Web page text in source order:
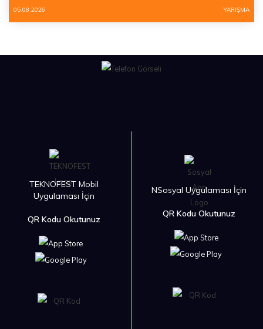
05.08.2026 YARIŞMA
TEKNOFEST Mobil
Uygulaması İçin
QR Kodu Okutunuz
NSosyal Uygulaması İçin
QR Kodu Okutunuz